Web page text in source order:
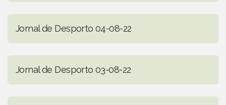
Jornal de Desporto 04-08-22
Jornal de Desporto 03-08-22